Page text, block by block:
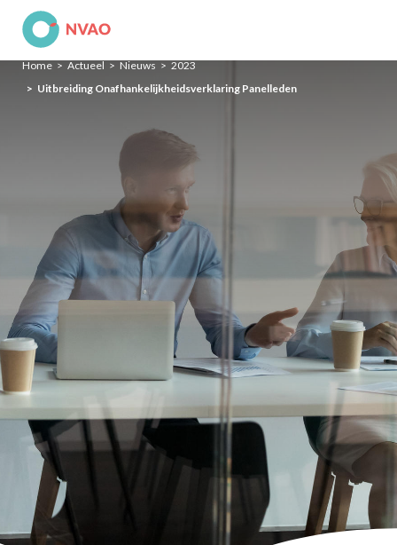
Home Actueel Nieuws
2023
Uitbreiding Onafhankelijkheidsverklaring Panelleden